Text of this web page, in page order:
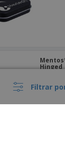
Filtrar
Hinged